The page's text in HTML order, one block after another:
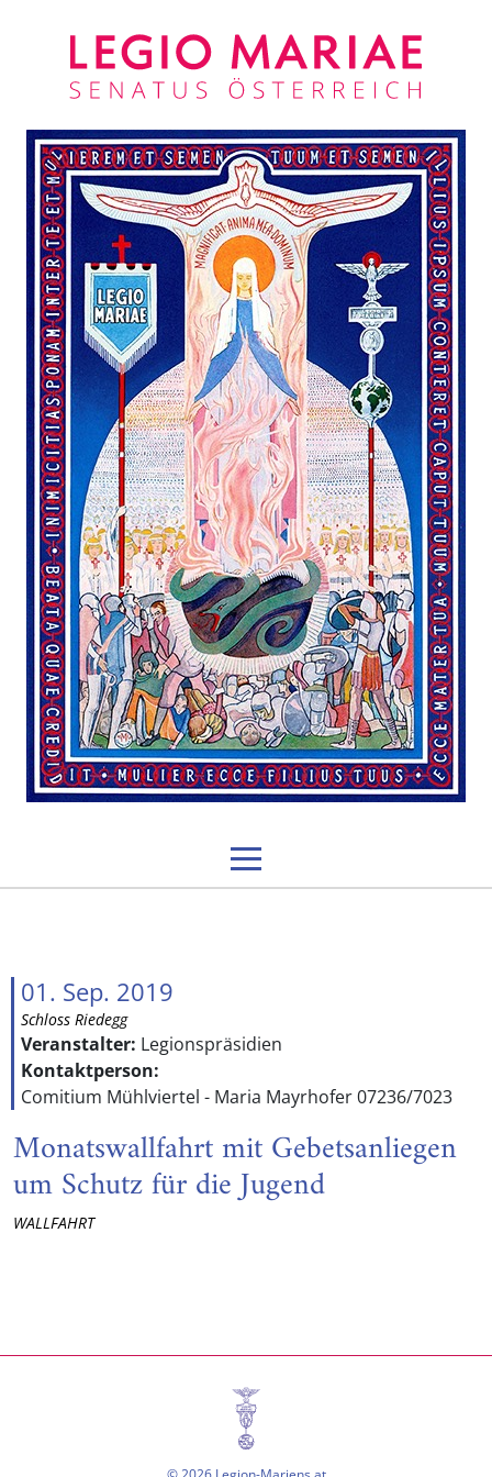
01. Sep. 2019
Schloss Riedegg
Veranstalter: Legionspräsidien
Kontaktperson:
Comitium Mühlviertel - Maria Mayrhofer 07236/7023
Monatswallfahrt mit Gebetsanliegen
um Schutz für die Jugend
WALLFAHRT